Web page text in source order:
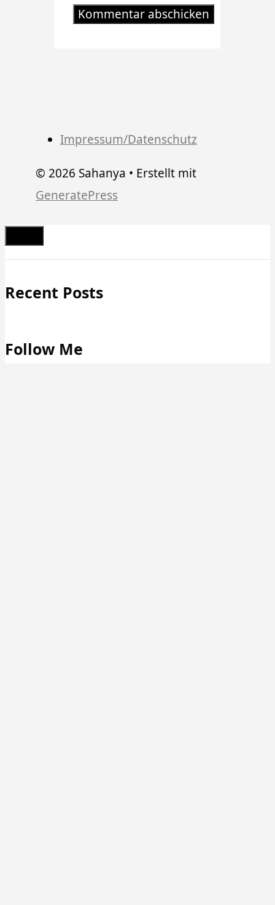
Impressum/Datenschutz
© 2026 Sahanya • Erstellt mit
GeneratePress
Schließen
Recent Posts
Follow Me